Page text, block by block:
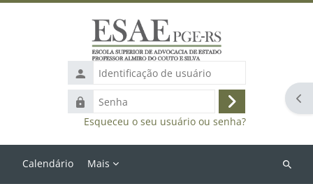
Identificação
de
usuário
Senha
Acessar
Esqueceu o seu usuário ou senha?
Calendário Mais
Buscar